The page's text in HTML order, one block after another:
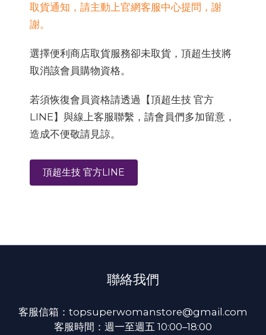
取貨通知，請主動上官網客服中心提問，謝
謝。
選擇便利商店取貨服務卻未取貨，頂超生技將
取消該會員購物資格。
若須恢復會員資格請透過【頂超生技 官方
LINE】與線上客服聯繫，請會員們多加留意，
造成不便敬請見諒。
頂超生技 官方LINE
聯絡我們
客服信箱：topsuperwomanstore@gmail.com
客服時間：週一至週五 10:00–18:00